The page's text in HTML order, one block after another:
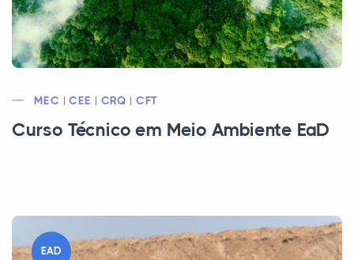
MEC | CEE | CRQ | CFT
Curso Técnico em Meio Ambiente EaD
EAD